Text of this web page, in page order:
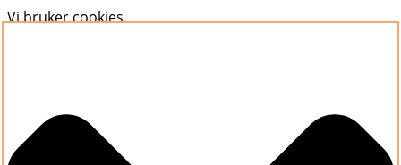
Vi bruker cookies